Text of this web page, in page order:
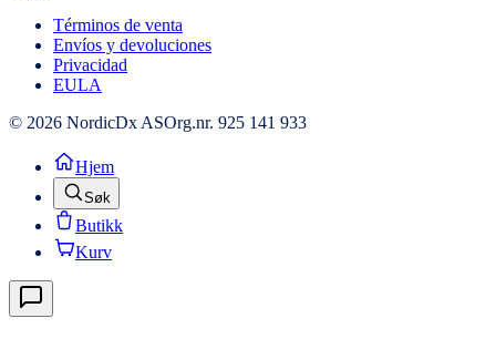
Términos de venta
Envíos y devoluciones
Privacidad
EULA
© 2026 NordicDx ASOrg.nr. 925 141 933
Hjem
Søk
Butikk
Kurv